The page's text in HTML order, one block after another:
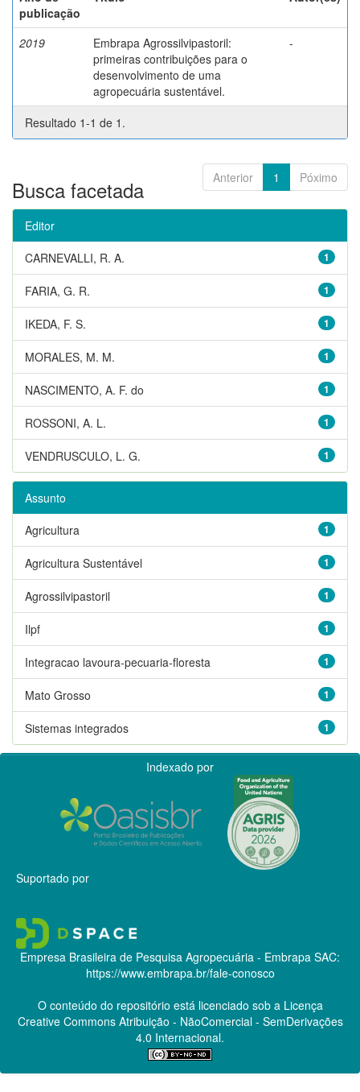
publicação
2019
Embrapa Agrossilvipastoril:
primeiras contribuições para o
desenvolvimento de uma
agropecuária sustentável.
-
Resultado 1-1 de 1.
Anterior 1 Póximo
Busca facetada
Editor
1
CARNEVALLI, R. A.
1
FARIA, G. R.
1
IKEDA, F. S.
1
MORALES, M. M.
1
NASCIMENTO, A. F. do
1
ROSSONI, A. L.
1
VENDRUSCULO, L. G.
Assunto
1
Agricultura
1
Agricultura Sustentável
1
Agrossilvipastoril
1
Ilpf
1
Integracao lavoura-pecuaria-floresta
1
Mato Grosso
1
Sistemas integrados
Indexado por
Suportado por
Empresa Brasileira de Pesquisa Agropecuária - Embrapa SAC:
https://www.embrapa.br/fale-conosco
O conteúdo do repositório está licenciado sob a Licença
Creative CommonsAtribuição - NãoComercial - SemDerivações
4.0 Internacional.